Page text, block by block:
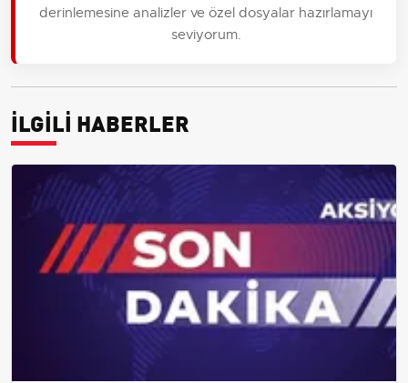
derinlemesine analizler ve özel dosyalar hazırlamayı
seviyorum.
İLGİLİ HABERLER